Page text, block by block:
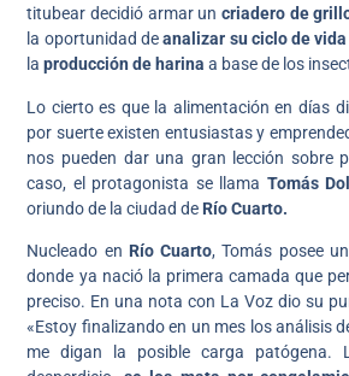
titubear decidió armar un criadero de
la oportunidad deanalizar su ciclo de vida
laproducción de harina a base de los
Lo cierto es que la alimentación en días
por suerte existen entusiastas y
nos pueden dar una gran lección sobre
caso, el protagonista se llama Tomás
oriundo de la ciudad de Río Cuarto.
Nucleado en Río Cuarto, Tomás posee
donde ya nació la primera camada que
preciso. En una nota con La Voz dio su
«Estoy finalizando en un mes los análisis
me digan la posible carga patógena.